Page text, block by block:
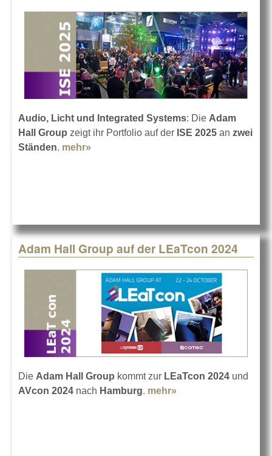
Audio, Licht und Integrated Systems: Die Adam
Hall Group zeigt ihr Portfolio auf der ISE 2025 an zwei
Ständen. mehr»
Adam Hall Group auf der LEaTcon 2024
Die Adam Hall Group kommt zur LEaTcon 2024 und
AVcon 2024 nach Hamburg. mehr»